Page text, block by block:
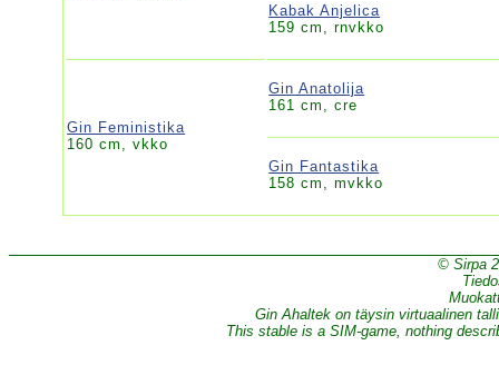
Kabak Anjelica
159 cm, rnvkko
Gin Feministika
160 cm, vkko
Gin Anatolija
161 cm, cre
Gin Fantastika
158 cm, mvkko
© Sirpa
Gin Ahaltek on täysin virtuaalinen
This stable is a SIM-game, nothing